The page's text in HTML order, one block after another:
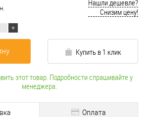
Нашли дешевле?
Снизим цену!
Купить в 1 клик
этот товар. Подробности спрашивайте у
менеджера.
Оплата